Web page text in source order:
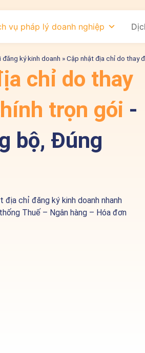
vụ pháp lý doanh nghiệp
ký kinh doanh »Cập nhật địa chỉ do thay
chỉ do thay
trọn gói -
bộ, Đúng
địa chỉ đăng ký kinh doanh nhanh
Thuế – Ngân hàng – Hóa đơn